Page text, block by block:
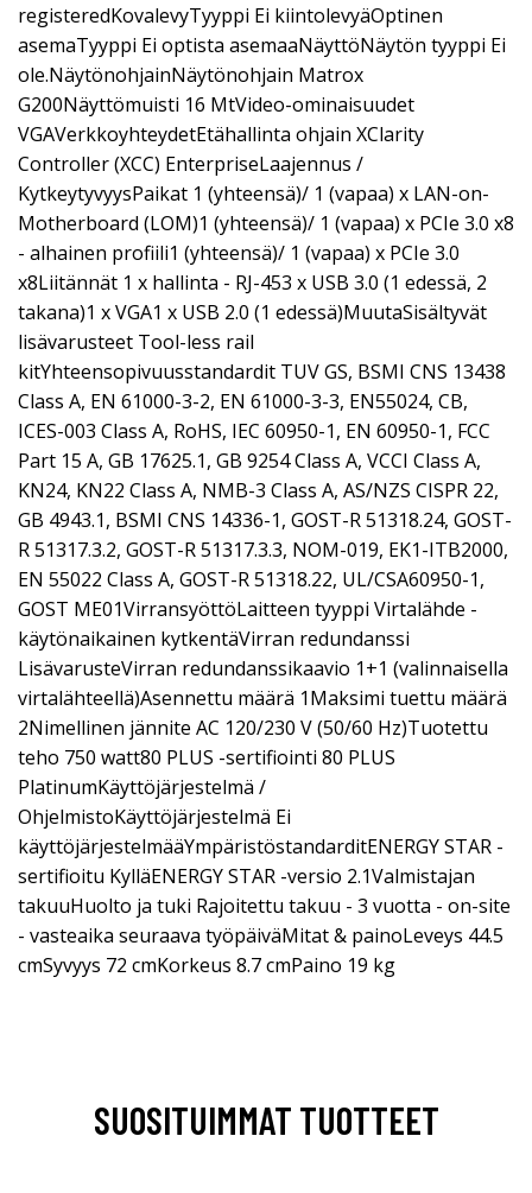
registeredKovalevyTyyppi Ei kiintolevyäOptinen
asemaTyyppi Ei optista asemaaNäyttöNäytön tyyppi Ei
ole.NäytönohjainNäytönohjain Matrox
G200Näyttömuisti 16 MtVideo-ominaisuudet
VGAVerkkoyhteydetEtähallinta ohjain XClarity
Controller (XCC) EnterpriseLaajennus /
KytkeytyvyysPaikat 1 (yhteensä)/ 1 (vapaa) x LAN-on-
Motherboard (LOM)1 (yhteensä)/ 1 (vapaa) x PCIe 3.0 x8
- alhainen profiili1 (yhteensä)/ 1 (vapaa) x PCIe 3.0
x8Liitännät 1 x hallinta - RJ-453 x USB 3.0 (1 edessä, 2
takana)1 x VGA1 x USB 2.0 (1 edessä)MuutaSisältyvät
lisävarusteet Tool-less rail
kitYhteensopivuusstandardit TUV GS, BSMI CNS 13438
Class A, EN 61000-3-2, EN 61000-3-3, EN55024, CB,
ICES-003 Class A, RoHS, IEC 60950-1, EN 60950-1, FCC
Part 15 A, GB 17625.1, GB 9254 Class A, VCCI Class A,
KN24, KN22 Class A, NMB-3 Class A, AS/NZS CISPR 22,
GB 4943.1, BSMI CNS 14336-1, GOST-R 51318.24, GOST-
R 51317.3.2, GOST-R 51317.3.3, NOM-019, EK1-ITB2000,
EN 55022 Class A, GOST-R 51318.22, UL/CSA60950-1,
GOST ME01VirransyöttöLaitteen tyyppi Virtalähde -
käytönaikainen kytkentäVirran redundanssi
LisävarusteVirran redundanssikaavio 1+1 (valinnaisella
virtalähteellä)Asennettu määrä 1Maksimi tuettu määrä
2Nimellinen jännite AC 120/230 V (50/60 Hz)Tuotettu
teho 750 watt80 PLUS -sertifiointi 80 PLUS
PlatinumKäyttöjärjestelmä /
OhjelmistoKäyttöjärjestelmä Ei
käyttöjärjestelmääYmpäristöstandarditENERGY STAR -
sertifioitu KylläENERGY STAR -versio 2.1Valmistajan
takuuHuolto ja tuki Rajoitettu takuu - 3 vuotta - on-site
- vasteaika seuraava työpäiväMitat & painoLeveys 44.5
cmSyvyys 72 cmKorkeus 8.7 cmPaino 19 kg
SUOSITUIMMAT TUOTTEET